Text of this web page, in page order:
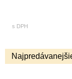
s DPH